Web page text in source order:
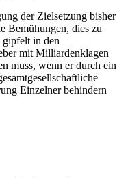
der Zielsetzung bisher
Bemühungen, dies zu
gipfelt in den
mit Milliardenklagen
muss, wenn er durch ein
Einzelner behindern